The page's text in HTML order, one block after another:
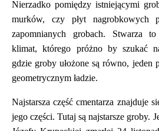
Nierzadko pomiędzy istniejącymi
murków, czy płyt nagrobkowych
zapomnianych grobach. Stwarza
klimat, którego próżno by szukać
gdzie groby ułożone są równo,
geometrycznym ładzie.
Najstarsza część cmentarza znajduje
jego części. Tutaj są najstarsze groby.